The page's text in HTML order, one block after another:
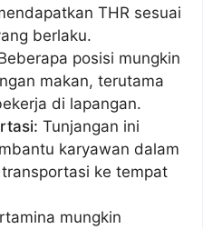
THR sesuai
berlaku.
posisi mungkin
makan, terutama
di lapangan.
Tunjangan ini
karyawan dalam
ke tempat
mungkin